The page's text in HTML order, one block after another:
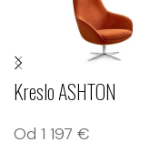
Kreslo ASHTON
Od 1 197 €